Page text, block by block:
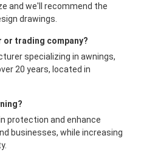
and we'll recommend the
drawings.
or trading company?
specializing in awnings,
20 years, located in
protection and enhance
businesses, while increasing